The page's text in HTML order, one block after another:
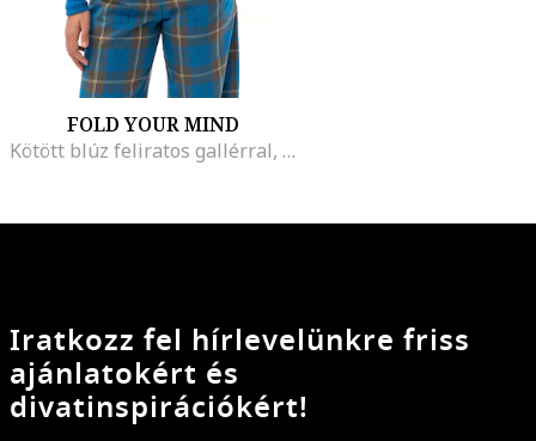
FOLD YOUR MIND
Kötött blúz feliratos gallérral, Királykék
Iratkozz fel hírlevelünkre friss
ajánlatokért és
divatinspirációkért!